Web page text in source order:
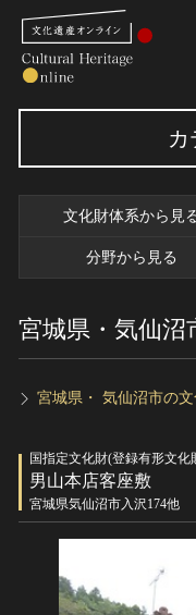
トップ
作品一覧
カテゴリで見る
全国の美術館・博物館
世界遺産
動画で見る無形の文化財
カ
文化財体系から見
分野から見る
宮城県・気仙沼
宮城県・ 気仙沼市の
国指定文化財(登録有形文化
男山本店客座敷
宮城県気仙沼市入沢174他